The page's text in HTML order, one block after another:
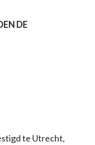
DE
te Utrecht,